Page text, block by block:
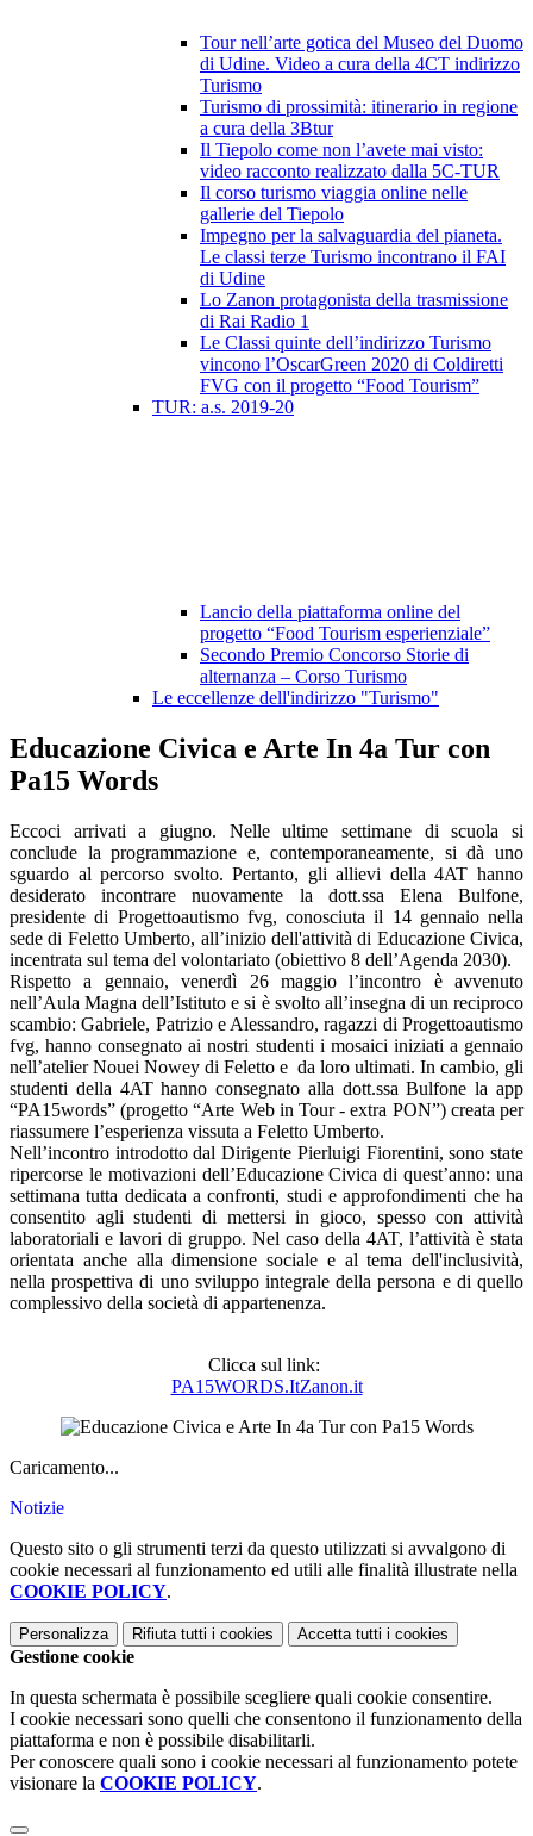
Tour nell’arte gotica del Museo del Duomo
di Udine. Video a cura della 4CT indirizzo
Turismo
Turismo di prossimità: itinerario in regione
a cura della 3Btur
Il Tiepolo come non l’avete mai visto:
video racconto realizzato dalla 5C-TUR
Il corso turismo viaggia online nelle
gallerie del Tiepolo
Impegno per la salvaguardia del pianeta.
Le classi terze Turismo incontrano il FAI
di Udine
Lo Zanon protagonista della trasmissione
di Rai Radio 1
Le Classi quinte dell’indirizzo Turismo
vincono l’OscarGreen 2020 di Coldiretti
FVG con il progetto “Food Tourism”
TUR: a.s. 2019-20
Lancio della piattaforma online del
progetto “Food Tourism esperienziale”
Secondo Premio Concorso Storie di
alternanza – Corso Turismo
Le eccellenze dell'indirizzo "Turismo"
Educazione Civica e Arte In 4a Tur con
Pa15 Words
Eccoci arrivati a giugno. Nelle ultime settimane di scuola si
conclude la programmazione e, contemporaneamente, si dà uno
sguardo al percorso svolto. Pertanto, gli allievi della 4AT hanno
desiderato incontrare nuovamente la dott.ssa Elena Bulfone,
presidente di Progettoautismo fvg, conosciuta il 14 gennaio nella
sede di Feletto Umberto, all’inizio dell'attività di Educazione Civica,
incentrata sul tema del volontariato (obiettivo 8 dell’Agenda 2030).
Rispetto a gennaio, venerdì 26 maggio l’incontro è avvenuto
nell’Aula Magna dell’Istituto e si è svolto all’insegna di un reciproco
scambio: Gabriele, Patrizio e Alessandro, ragazzi di Progettoautismo
fvg, hanno consegnato ai nostri studenti i mosaici iniziati a gennaio
nell’atelier Nouei Nowey di Feletto e da loro ultimati. In cambio, gli
studenti della 4AT hanno consegnato alla dott.ssa Bulfone la app
“PA15words” (progetto “Arte Web in Tour - extra PON”) creata per
riassumere l’esperienza vissuta a Feletto Umberto.
Nell’incontro introdotto dal Dirigente Pierluigi Fiorentini, sono state
ripercorse le motivazioni dell’Educazione Civica di quest’anno: una
settimana tutta dedicata a confronti, studi e approfondimenti che ha
consentito agli studenti di mettersi in gioco, spesso con attività
laboratoriali e lavori di gruppo. Nel caso della 4AT, l’attività è stata
orientata anche alla dimensione sociale e al tema dell'inclusività,
nella prospettiva di uno sviluppo integrale della persona e di quello
complessivo della società di appartenenza.
Clicca sul link:
PA15WORDS.ItZanon.it
Caricamento...
Notizie
Questo sito o gli strumenti terzi da questo utilizzati si avvalgono di
cookie necessari al funzionamento ed utili alle finalità illustrate nella
COOKIE POLICY.
Personalizza Rifiuta tutti i cookies Accetta tutti i cookies
Gestione cookie
In questa schermata è possibile scegliere quali cookie consentire.
I cookie necessari sono quelli che consentono il funzionamento della
piattaforma e non è possibile disabilitarli.
Per conoscere quali sono i cookie necessari al funzionamento potete
visionare la COOKIE POLICY.